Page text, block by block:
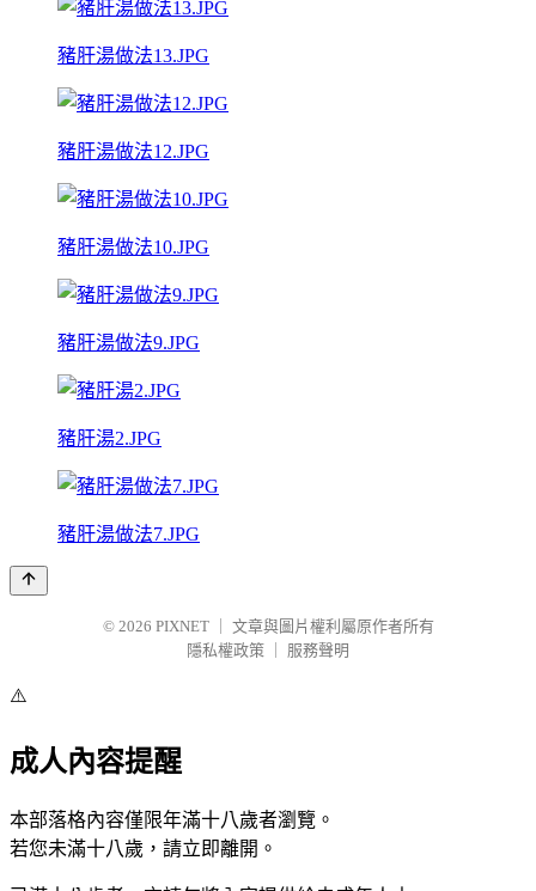
豬肝湯做法13.JPG
豬肝湯做法12.JPG
豬肝湯做法10.JPG
豬肝湯做法9.JPG
豬肝湯2.JPG
豬肝湯做法7.JPG
© 2026 PIXNET
文章與圖片權利屬原作者所有
隱私權政策
服務聲明
⚠️
成人內容提醒
本部落格內容僅限年滿十八歲者瀏覽。
若您未滿十八歲，請立即離開。